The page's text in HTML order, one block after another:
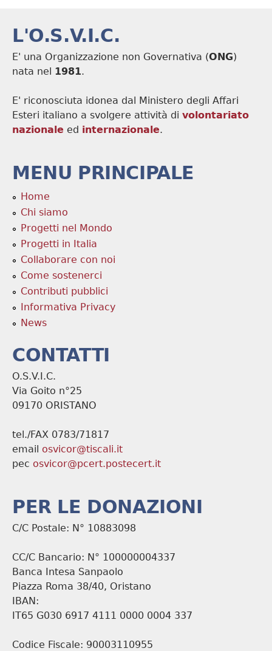
L'O.S.V.I.C.
E' una Organizzazione non Governativa (ONG)
nata nel 1981.
E' riconosciuta idonea dal Ministero degli Affari
Esteri italiano a svolgere attività di volontariato
nazionale ed internazionale.
MENU PRINCIPALE
Home
Chi siamo
Progetti nel Mondo
Progetti in Italia
Collaborare con noi
Come sostenerci
Contributi pubblici
Informativa Privacy
News
CONTATTI
O.S.V.I.C.
Via Goito n°25
09170 ORISTANO
tel./FAX 0783/71817
email osvicor@tiscali.it
pec osvicor@pcert.postecert.it
PER LE DONAZIONI
C/C Postale: N° 10883098
CC/C Bancario: N° 100000004337
Banca Intesa Sanpaolo
Piazza Roma 38/40, Oristano
IBAN:
IT65 G030 6917 4111 0000 0004 337
Codice Fiscale: 90003110955